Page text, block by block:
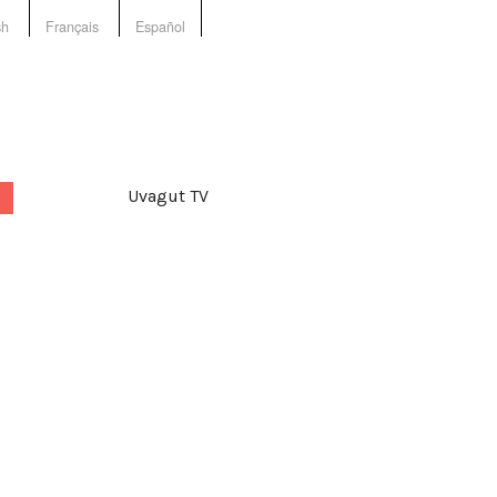
Français Español
Uvagut TV